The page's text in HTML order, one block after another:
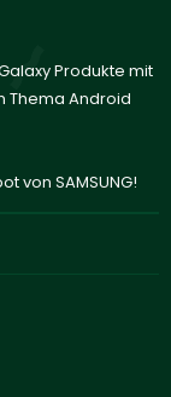
Produkte mit
Thema Android
von SAMSUNG!